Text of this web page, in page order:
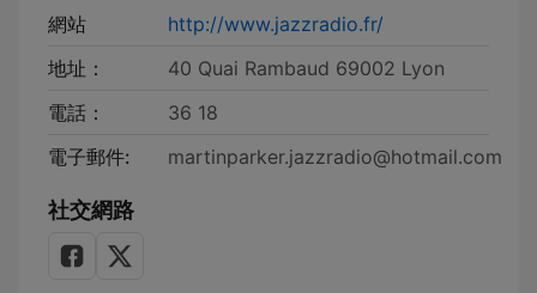
網站
http://www.jazzradio.fr/
地址：
40 Quai Rambaud 69002 Lyon
電話：
36 18
電子郵件:
martinparker.jazzradio@hotmail.com
社交網路